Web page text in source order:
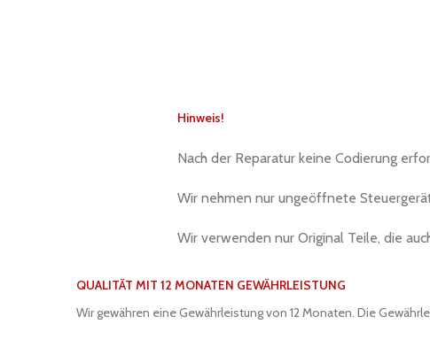
Hinweis!
Nach der Reparatur keine Codierung
Wir nehmen nur ungeöffnete
Wir verwenden nur Original Teile, die
QUALITÄT MIT 12 MONATEN GEWÄHRLEISTUNG
Wir gewähren eine Gewährleistung von 12 Monaten. Die